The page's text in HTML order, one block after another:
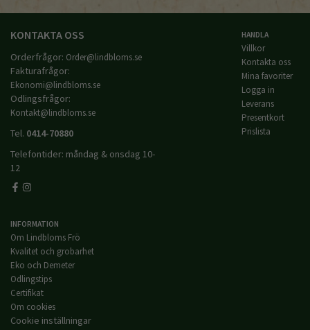
KONTAKTA OSS
Orderfrågor: Order@lindbloms.se
Fakturafrågor:
Ekonomi@lindbloms.se
Odlingsfrågor:
Kontakt@lindbloms.se
Tel. 0414-70880
Telefontider: måndag & onsdag 10-
12
HANDLA
Villkor
Kontakta oss
Mina favoriter
Logga in
Leverans
Presentkort
Prislista
INFORMATION
Om Lindbloms Frö
Kvalitet och grobarhet
Eko och Demeter
Odlingstips
Certifikat
Om cookies
Cookie inställningar